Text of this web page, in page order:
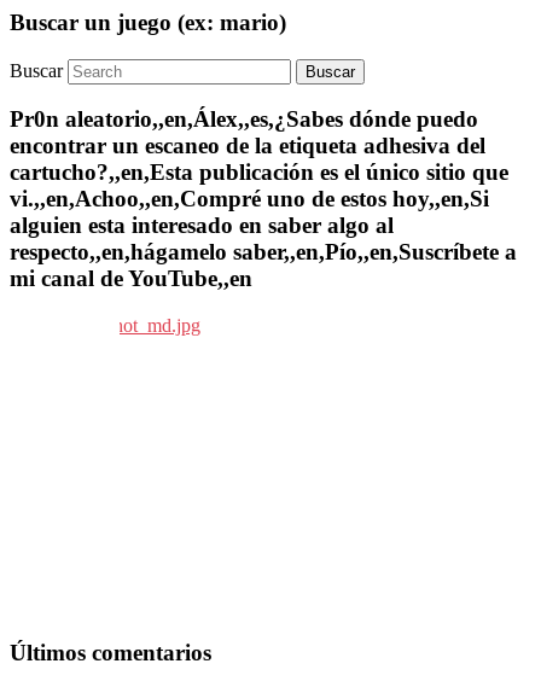
Buscar un juego (ex: mario)
Buscar
Pr0n aleatorio,,en,Álex,,es,¿Sabes dónde puedo
encontrar un escaneo de la etiqueta adhesiva del
cartucho?,,en,Esta publicación es el único sitio que
vi.,,en,Achoo,,en,Compré uno de estos hoy,,en,Si
alguien esta interesado en saber algo al
respecto,,en,hágamelo saber,,en,Pío,,en,Suscríbete a
mi canal de YouTube,,en
Últimos comentarios